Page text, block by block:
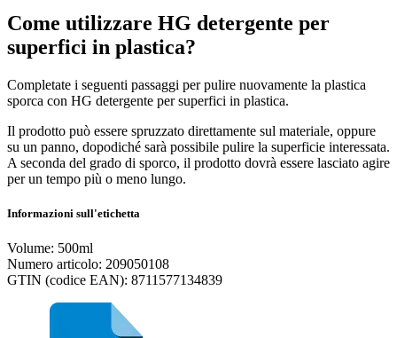
Come utilizzare HG detergente per
superfici in plastica?
Completate i seguenti passaggi per pulire nuovamente la plastica
sporca con HG detergente per superfici in plastica.
Il prodotto può essere spruzzato direttamente sul materiale, oppure
su un panno, dopodiché sarà possibile pulire la superficie interessata.
A seconda del grado di sporco, il prodotto dovrà essere lasciato agire
per un tempo più o meno lungo.
Informazioni sull'etichetta
Volume: 500ml
Numero articolo: 209050108
GTIN (codice EAN): 8711577134839